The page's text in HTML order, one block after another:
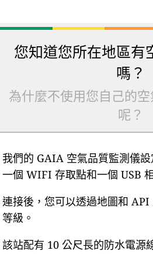
您知道您所在地區有
嗎？
為什麼不使用您自己的
呢？
我們的 GAIA 空氣品質監測儀
一個 WIFI 存取點和一個 USB
連接後，您可以透過地圖和
等級。
該站配有 10 公尺長的防水電源